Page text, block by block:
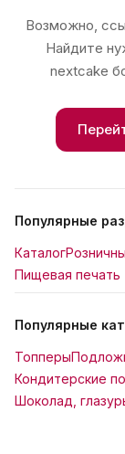
Возможно,
Найдите
nextcake
Популярные
Каталог
Пищевая печать
Популярные
Топперы
Кондитерские
Шоколад,